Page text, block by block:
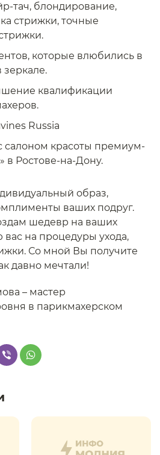
тач, блондирование,
стрижки, точные
которые влюбились в
квалификации
Russia
салоном красоты премиум-
в Ростове-на-Дону.
образ,
ваших подруг.
шедевр на ваших
на процедуры ухода,
Со мной Вы получите
давно мечтали!
– мастер
в парикмахерском